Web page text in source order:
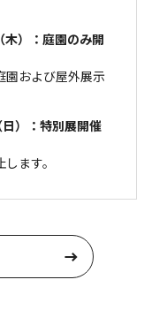
）：庭園のみ開
園および屋外展示
）：特別展開催
ます。